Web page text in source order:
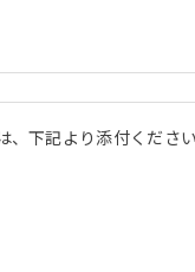
下記より添付ください